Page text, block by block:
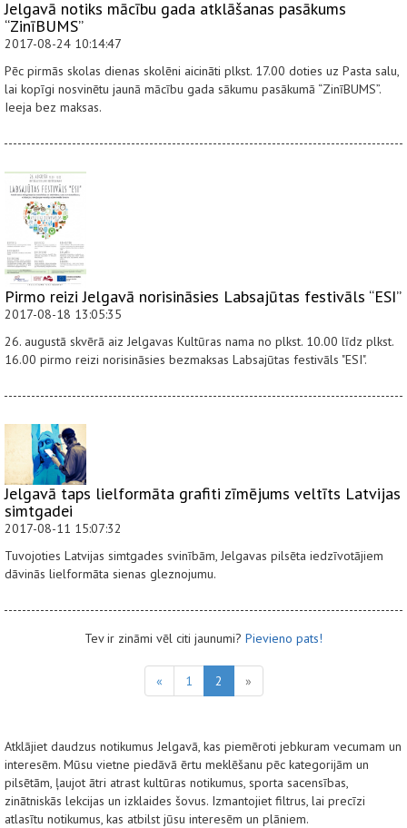
Jelgavā notiks mācību gada atklāšanas pasākums
“ZinīBUMS”
2017-08-24 10:14:47
Pēc pirmās skolas dienas skolēni aicināti plkst. 17.00 doties uz Pasta salu,
lai kopīgi nosvinētu jaunā mācību gada sākumu pasākumā “ZinīBUMS”.
Ieeja bez maksas.
Pirmo reizi Jelgavā norisināsies Labsajūtas festivāls “ESI”
2017-08-18 13:05:35
26. augustā skvērā aiz Jelgavas Kultūras nama no plkst. 10.00 līdz plkst.
16.00 pirmo reizi norisināsies bezmaksas Labsajūtas festivāls "ESI".
Jelgavā taps lielformāta grafiti zīmējums veltīts Latvijas
simtgadei
2017-08-11 15:07:32
Tuvojoties Latvijas simtgades svinībām, Jelgavas pilsēta iedzīvotājiem
dāvinās lielformāta sienas gleznojumu.
Tev ir zināmi vēl citi jaunumi? Pievieno pats!
« 1 2 »
Atklājiet daudzus notikumus Jelgavā, kas piemēroti jebkuram vecumam un
interesēm. Mūsu vietne piedāvā ērtu meklēšanu pēc kategorijām un
pilsētām, ļaujot ātri atrast kultūras notikumus, sporta sacensības,
zinātniskās lekcijas un izklaides šovus. Izmantojiet filtrus, lai precīzi
atlasītu notikumus, kas atbilst jūsu interesēm un plāniem.